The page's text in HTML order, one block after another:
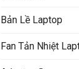
Bản Lề Laptop
Fan Tản Nhiệt